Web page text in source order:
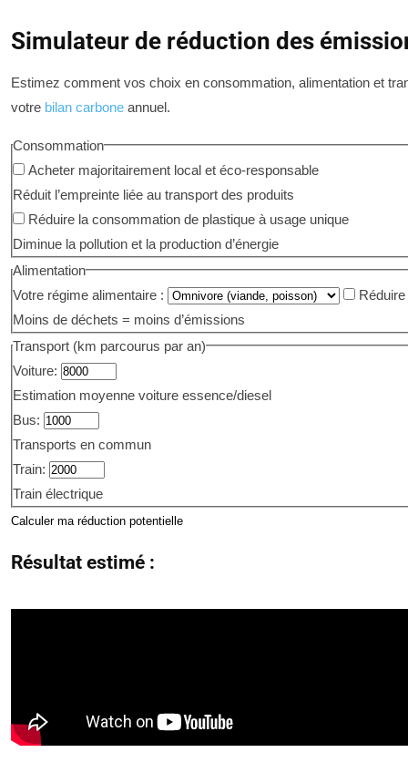
Simulateur de réduction des
Estimez comment vos choix en consommation, alimentation et
votre bilan carbone annuel.
Consommation
Acheter majoritairement local et éco-responsable
Réduit l’empreinte liée au transport des produits
Réduire la consommation de plastique à usage unique
Diminue la pollution et la production d’énergie
Alimentation
Votre régime alimentaire :
Moins de déchets = moins d’émissions
Transport (km parcourus par an)
Voiture:
Estimation moyenne voiture essence/diesel
Bus:
Transports en commun
Train:
Train électrique
Calculer ma réduction potentielle
Résultat estimé :